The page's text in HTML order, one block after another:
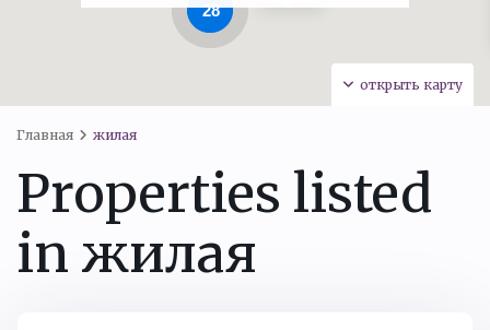
28
открыть карту
Главная жилая
Properties listed
in жилая